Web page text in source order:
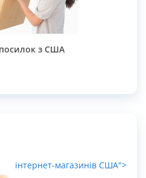
з США
інтернет-магазинів США">